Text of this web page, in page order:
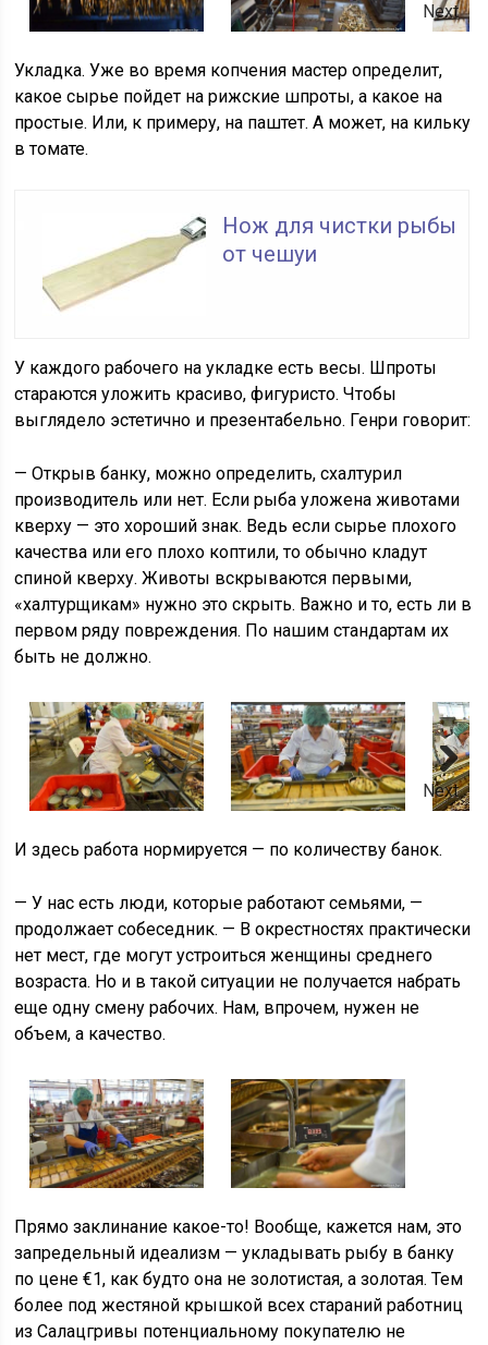
Next
Укладка. Уже во время копчения мастер определит,
какое сырье пойдет на рижские шпроты, а какое на
простые. Или, к примеру, на паштет. А может, на кильку
в томате.
Нож для чистки рыбы
от чешуи
У каждого рабочего на укладке есть весы. Шпроты
стараются уложить красиво, фигуристо. Чтобы
выглядело эстетично и презентабельно. Генри говорит:
— Открыв банку, можно определить, схалтурил
производитель или нет. Если рыба уложена животами
кверху — это хороший знак. Ведь если сырье плохого
качества или его плохо коптили, то обычно кладут
спиной кверху. Животы вскрываются первыми,
«халтурщикам» нужно это скрыть. Важно и то, есть ли в
первом ряду повреждения. По нашим стандартам их
быть не должно.
Next
И здесь работа нормируется — по количеству банок.
— У нас есть люди, которые работают семьями, —
продолжает собеседник. — В окрестностях практически
нет мест, где могут устроиться женщины среднего
возраста. Но и в такой ситуации не получается набрать
еще одну смену рабочих. Нам, впрочем, нужен не
объем, а качество.
Прямо заклинание какое-то! Вообще, кажется нам, это
запредельный идеализм — укладывать рыбу в банку
по цене €1, как будто она не золотистая, а золотая. Тем
более под жестяной крышкой всех стараний работниц
из Салацгривы потенциальному покупателю не